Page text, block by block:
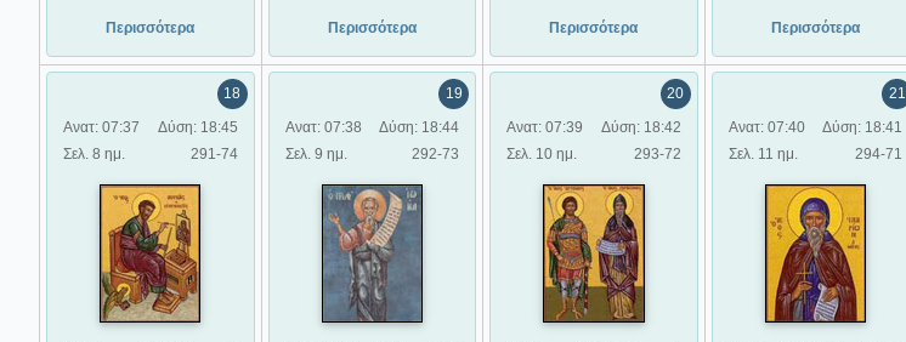
Περισσότερα Περισσότερα Περισσότερα Περισσότερα
18
Ανατ: 07:37
Δύση: 18:45
Σελ. 8 ημ.
291-74
19
Ανατ: 07:38
Δύση: 18:44
Σελ. 9 ημ.
292-73
20
Ανατ: 07:39
Δύση: 18:42
Σελ. 10 ημ.
293-72
21
Ανατ: 07:40
Δύση: 18:41
Σελ. 11 ημ.
294-71